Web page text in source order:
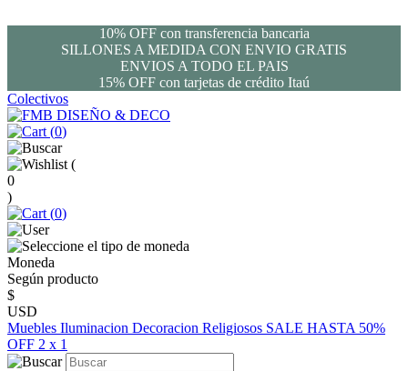
10% OFF con transferencia bancaria
SILLONES A MEDIDA CON ENVIO GRATIS
ENVIOS A TODO EL PAIS
15% OFF con tarjetas de crédito Itaú
Colectivos
(0)
(
0
)
(0)
Moneda
Según producto
$
USD
Muebles Iluminacion Decoracion Religiosos SALE HASTA 50%
OFF 2 x 1